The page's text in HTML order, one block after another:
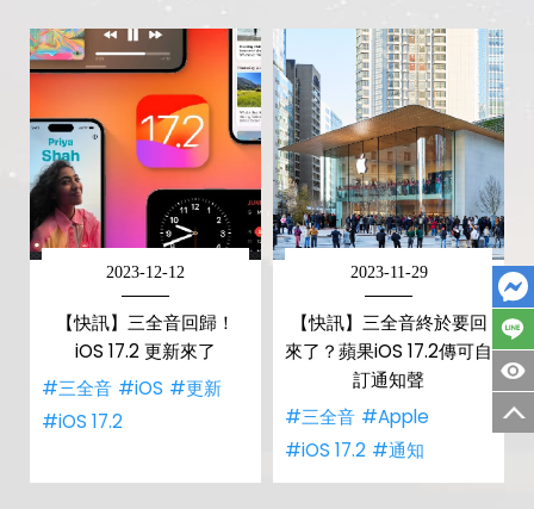
2023-12-12
【快訊】三全音回歸！
iOS 17.2 更新來了
#三全音 #iOS #更新
#iOS 17.2
2023-11-29
【快訊】三全音終於要回
來了？蘋果iOS 17.2傳可自
訂通知聲
#三全音 #Apple
#iOS 17.2 #通知